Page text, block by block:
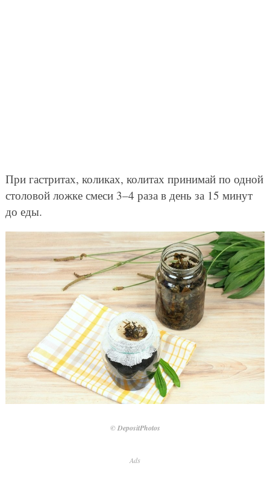
При гастритах, коликах, колитах принимай по одной
столовой ложке смеси 3–4 раза в день за 15 минут
до еды.
© DepositPhotos
Ads